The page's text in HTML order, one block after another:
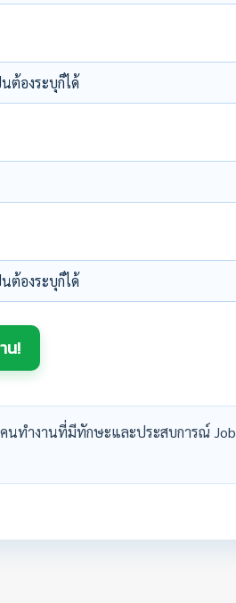
นทำงานที่มีทักษะและประสบการณ์